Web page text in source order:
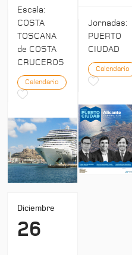
Escala:
COSTA
TOSCANA
de COSTA
CRUCEROS
Calendario
Diciembre
26
Jornadas:
PUERTO
CIUDAD
Calendario